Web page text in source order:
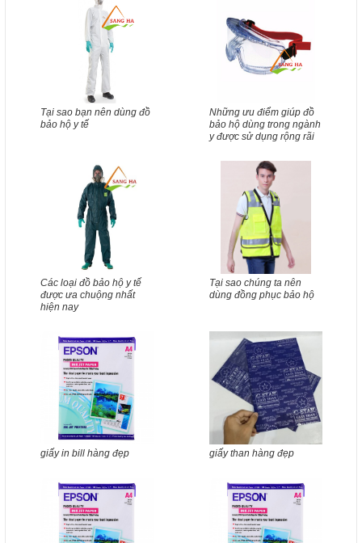
Tại sao bạn nên dùng đồ
bảo hộ y tế
Những ưu điểm giúp đồ
bảo hộ dùng trong ngành
y được sử dụng rộng rãi
Các loại đồ bảo hộ y tế
được ưa chuộng nhất
hiện nay
Tại sao chúng ta nên
dùng đồng phục bảo hộ
giấy in bill hàng đẹp giấy than hàng đẹp